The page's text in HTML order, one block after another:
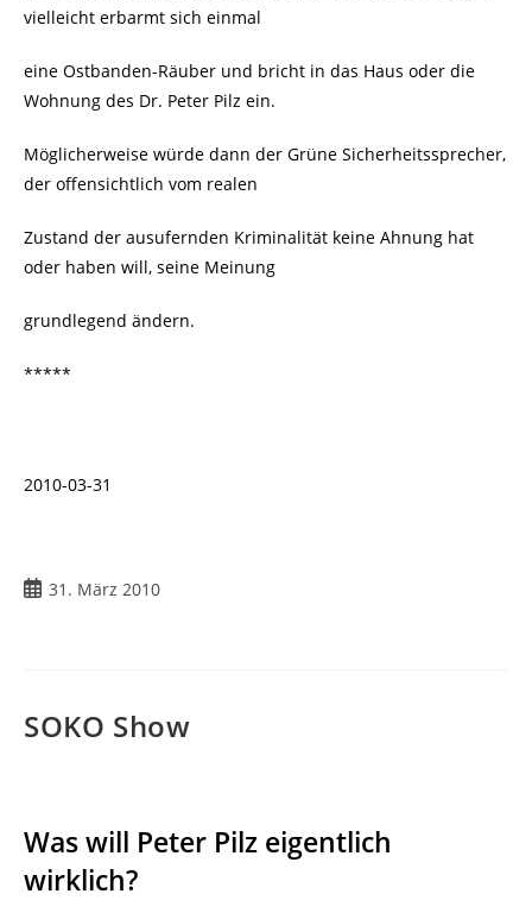
vielleicht erbarmt sich einmal
eine Ostbanden-Räuber und bricht in das Haus oder die
Wohnung des Dr. Peter Pilz ein.
Möglicherweise würde dann der Grüne Sicherheitssprecher,
der offensichtlich vom realen
Zustand der ausufernden Kriminalität keine Ahnung hat
oder haben will, seine Meinung
grundlegend ändern.
*****
2010-03-31
Beitrag
31. März 2010
SOKO Show
Was will Peter Pilz eigentlich
wirklich?